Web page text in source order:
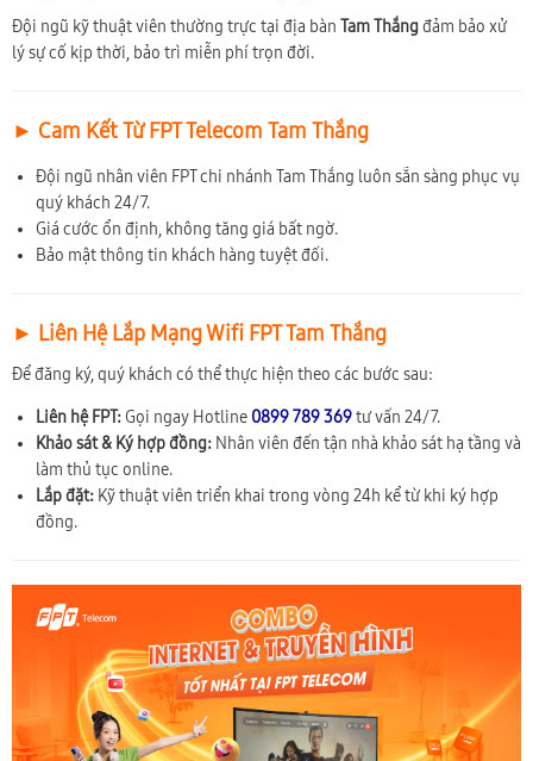
Đội ngũ kỹ thuật viên thường trực tại địa bàn Tam Thắngđảm bảo xử
lý sự cố kịp thời, bảo trì miễn phí trọn đời.
► Cam Kết Từ FPT Telecom Tam Thắng
Đội ngũ nhân viên FPT chi nhánh Tam Thắng luôn sẵn sàng phục vụ
quý khách 24/7.
Giá cước ổn định, không tăng giá bất ngờ.
Bảo mật thông tin khách hàng tuyệt đối.
► Liên Hệ Lắp Mạng Wifi FPT Tam Thắng
Để đăng ký, quý khách có thể thực hiện theo các bước sau:
Liên hệ FPT: Gọi ngay Hotline 0899 789 369tư vấn 24/7.
Khảo sát & Ký hợp đồng: Nhân viên đến tận nhà khảo sát hạ tầng và
làm thủ tục online.
Lắp đặt: Kỹ thuật viên triển khai trong vòng 24h kể từ khi ký hợp
đồng.